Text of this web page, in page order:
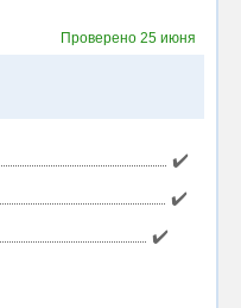
Проверено 25 июня
✔️
✔️
✔️